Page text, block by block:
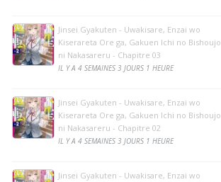
Jinsei Gyakuten - Uwakisare, Enzai wo
Kiserareta Ore ga, Gakuen Ichi no Bishoujo
ni Nakasareru - Chapitre 03
IL Y A 4 SEMAINES 3 JOURS 1 HEURE
Jinsei Gyakuten - Uwakisare, Enzai wo
Kiserareta Ore ga, Gakuen Ichi no Bishoujo
ni Nakasareru - Chapitre 02
IL Y A 4 SEMAINES 3 JOURS 1 HEURE
Jinsei Gyakuten - Uwakisare, Enzai wo